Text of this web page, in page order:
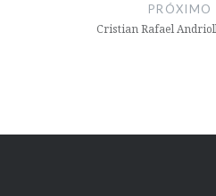
PRÓXIMO
Cristian Rafael